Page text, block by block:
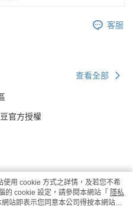
客服
查看全部
官方授權
用 cookie 方式之詳情，及若您不希
的 cookie 設定，請參閱本網站「 隱私
站即表示您同意本公司得按本網站使